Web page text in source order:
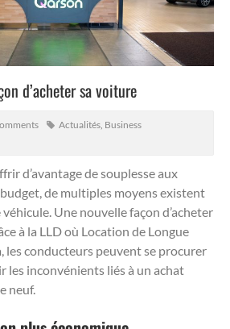
d’acheter sa voiture
Actualités Business
d’avantage de souplesse aux
de multiples moyens existent
véhicule. Une nouvelle façon d’acheter
à la LLD où Location de Longue
les conducteurs peuvent se procurer
les inconvénients liés à un achat
neuf.